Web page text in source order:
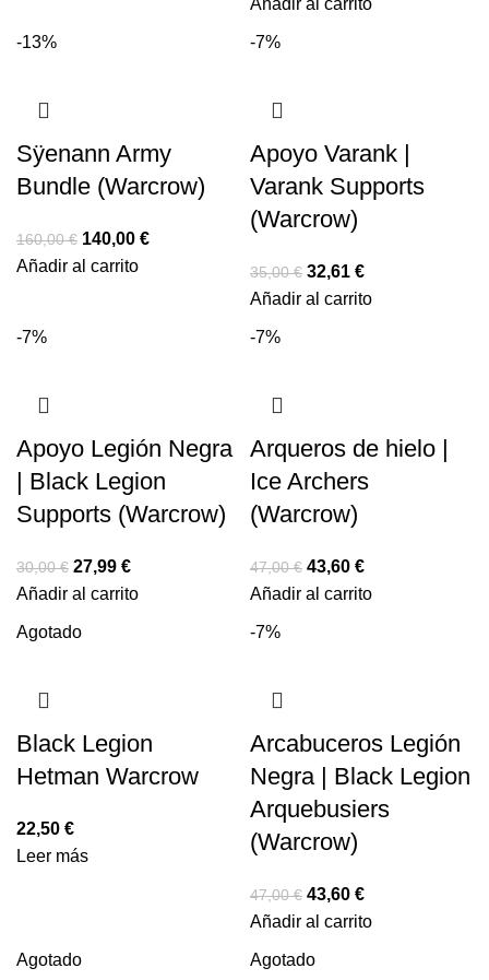
Añadir al carrito
-13%
Sÿenann Army
Bundle (Warcrow)
160,00€ 140,00 €
Añadir al carrito
-7%
Apoyo Varank |
Varank Supports
(Warcrow)
35,00€ 32,61 €
Añadir al carrito
-7%
Apoyo Legión Negra
| Black Legion
Supports (Warcrow)
30,00€ 27,99 €
Añadir al carrito
-7%
Arqueros de hielo |
Ice Archers
(Warcrow)
47,00€ 43,60 €
Añadir al carrito
Agotado
Black Legion
Hetman Warcrow
22,50 €
Leer más
-7%
Arcabuceros Legión
Negra | Black Legion
Arquebusiers
(Warcrow)
47,00€ 43,60 €
Añadir al carrito
Agotado Agotado